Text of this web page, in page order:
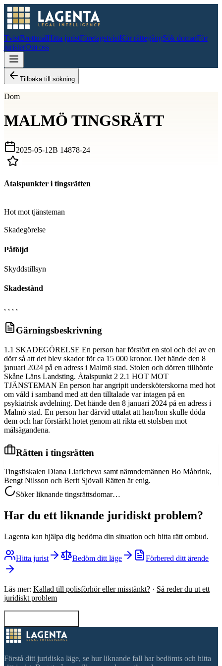
TvistBrottmålHitta juristFöretagstvistKör rättegångSök domarFör
juristerOm oss
Tillbaka till sökning
Dom
MALMÖ TINGSRÄTT
2025-05-12B 14878-24
Åtalspunkter i tingsrätten
Hot mot tjänsteman
Skadegörelse
Påföljd
Skyddstillsyn
Skadestånd
, , , ,
Gärningsbeskrivning
1.1 SKADEGÖRELSE En person har förstört en stol och del av en
dörr så att det blev skador för ca 15 000 kronor. Det hände den 8
januari 2024 på en adress i Malmö stad. Stolen och dörren tillhörde
Skåne Läns Landsting. Åtalspunkt 2 2.1 HOT MOT
TJÄNSTEMAN En person har angripit undersköterskorna med hot
om våld i samband med att den tilltalade var intagen på en
psykiatrisk avdelning. Det hände den 8 januari 2024 på en adress i
Malmö stad. En person har därvid uttalat att han/hon skulle döda
dem och har förstärkt hotet genom att rikta ett stolsben mot
målsägandena.
Rätten i tingsrätten
Tingsfiskalen Diana Liaficheva samt nämndemännen Bo Måbrink,
Bengt Nilsson och Berit Sjövall Rätten är enig.
Söker liknande tingsrättsdomar…
Har du ett liknande juridiskt problem?
Lagenta kan hjälpa dig bedöma din situation och hitta rätt ombud.
Hitta jurist Bedöm ditt läge Förbered ditt ärende
Läs mer: Kallad till polisförhör eller misstänkt? · Så reder du ut ett
juridiskt problem
Förstå ditt juridiska läge, se hur liknande fall har bedömts och hitta